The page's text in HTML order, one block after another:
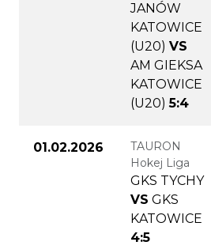
JANÓW
KATOWICE
(U20) VS
AM GIEKSA
KATOWICE
(U20) 5:4
01.02.2026
TAURON
Hokej Liga
GKS TYCHY
VS GKS
KATOWICE
4:5